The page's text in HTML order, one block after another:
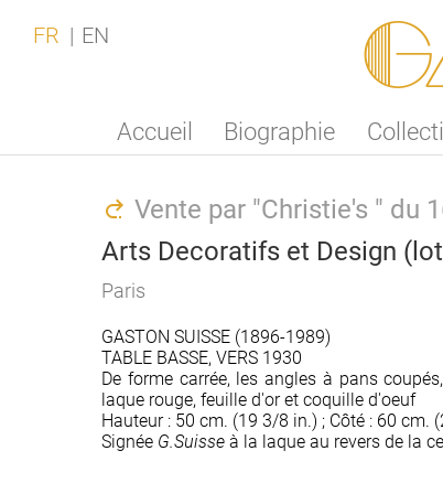
Accueil Biographie
FR EN
Vente par "Christie's " du
Arts Decoratifs et Design (lot
Paris
GASTON SUISSE (1896-1989)
TABLE BASSE, VERS 1930
De forme carrée, les angles à pans
laque rouge, feuille d'or et coquille d'oeuf
Hauteur : 50 cm. (19 3/8 in.) ; Côté : 60 cm.
Signée G.Suisse à la laque au revers de la